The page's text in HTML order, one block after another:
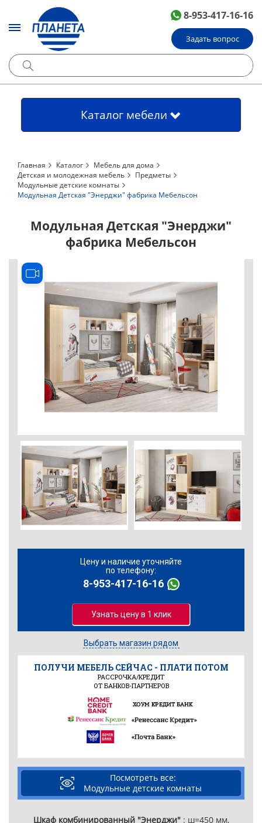
8-953-417-16-16
Задать вопрос
Каталог мебели
Главная Каталог
Мебель для дома
Детская и молодежная мебель
Предметы
Модульные детские комнаты
Модульная Детская "Энерджи" фабрика Мебельсон
Модульная Детская "Энерджи"
фабрика Мебельсон
Цену и наличие уточняйте
по телефону:
8-953-417-16-16
Узнать цену в 1 клик
Выбрать магазин рядом
ПОЛУЧИ МЕБЕЛЬ СЕЙЧАС - ПЛАТИ ПОТОМ
РАССРОЧКА/КРЕДИТ
ОТ БАНКОВ-ПАРТНЕРОВ
Посмотреть все:
Модульные детские комнаты
Шкаф комбинированный "Энерджи" : ш=450 мм,